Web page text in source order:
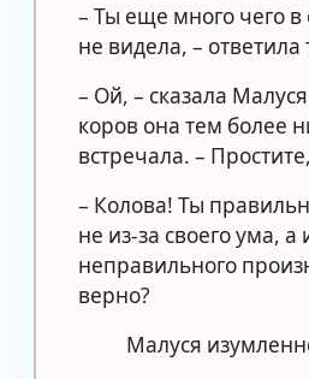
– Ты еще много чего в
не видела, – ответила
– Ой, – сказала
коров она тем более
встречала. –
– Колова! Ты
не из-за своего ума, а
неправильного
верно?
Малуся